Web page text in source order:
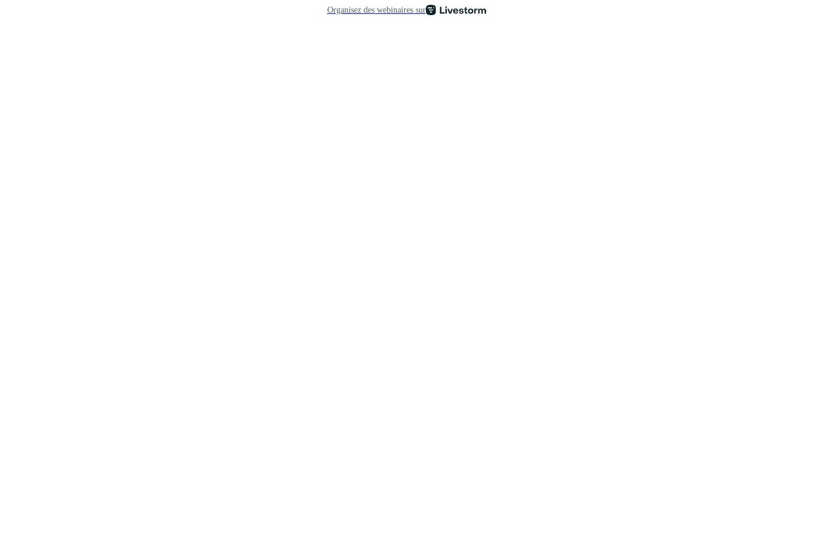
Organisez des webinaires sur